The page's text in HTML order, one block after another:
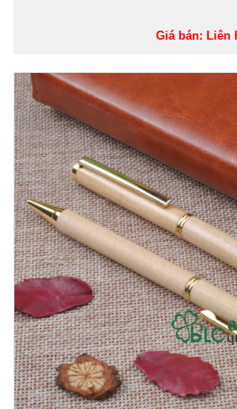
Giá bán: Liên